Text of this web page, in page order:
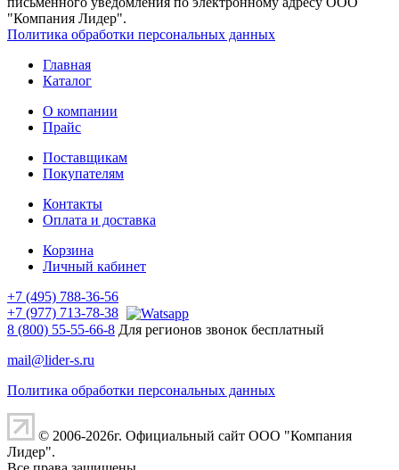
"Компания Лидер".
Политика обработки персональных данных
Главная
Каталог
О компании
Прайс
Поставщикам
Покупателям
Контакты
Оплата и доставка
Корзина
Личный кабинет
+7 (495) 788-36-56
+7 (977) 713-78-38
8 (800) 55-55-66-8 Для регионов звонок бесплатный
mail@lider-s.ru
Политика обработки персональных данных
© 2006-2026г. Официальный сайт ООО "Компания
Лидер".